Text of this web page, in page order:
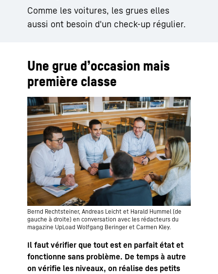
Comme les voitures, les grues elles
aussi ont besoin d'un check-up régulier.
Une grue d’occasion mais
première classe
Bernd Rechtsteiner, Andreas Leicht et Harald Hummel (de
gauche à droite) en conversation avec les rédacteurs du
magazine UpLoad Wolfgang Beringer et Carmen Kley.
Il faut vérifier que tout est en parfait état et
fonctionne sans problème. De temps à autre
on vérifie les niveaux, on réalise des petits